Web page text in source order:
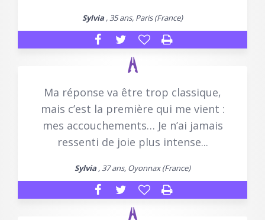
Sylvia , 35 ans, Paris (France)
Ma réponse va être trop classique,
mais c’est la première qui me vient :
mes accouchements… Je n’ai jamais
ressenti de joie plus intense...
Sylvia , 37 ans, Oyonnax (France)